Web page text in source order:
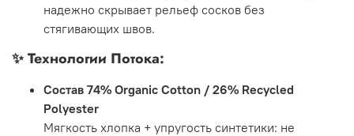
надежно скрывает рельеф сосков без
стягивающих швов.
✨Технологии Потока:
Состав 74% Organic Cotton / 26% Recycled
Polyester
Мягкость хлопка + упругость синтетики: не